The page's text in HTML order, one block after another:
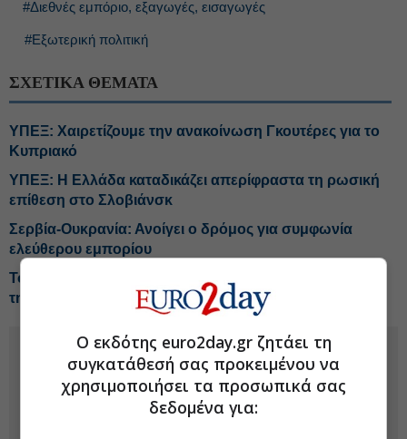
#Διεθνές εμπόριο, εξαγωγές, εισαγωγές
#Εξωτερική πολιτική
ΣΧΕΤΙΚΑ ΘΕΜΑΤΑ
ΥΠΕΞ: Χαιρετίζουμε την ανακοίνωση Γκουτέρες για το
Κυπριακό
ΥΠΕΞ: Η Ελλάδα καταδικάζει απερίφραστα τη ρωσική
επίθεση στο Σλοβιάνσκ
Σερβία-Ουκρανία: Ανοίγει ο δρόμος για συμφωνία
ελεύθερου εμπορίου
Το παρασκήνιο του ελληνικού βέτο για τις κυρώσεις
της ΕΕ στη Ρωσία
Ο εκδότης euro2day.gr ζητάει τη
συγκατάθεσή σας προκειμένου να
χρησιμοποιήσει τα προσωπικά σας
δεδομένα για: